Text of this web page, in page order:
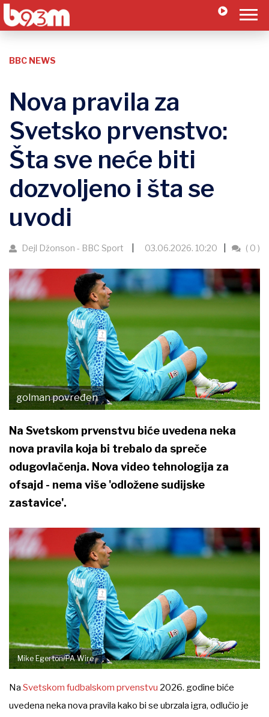
BBC NEWS
Nova pravila za
Svetsko prvenstvo:
Šta sve neće biti
dozvoljeno i šta se
uvodi
Dejl Džonson - BBC Sport 03.06.2026. 10:20 ( 0 )
golman povređen
Na Svetskom prvenstvu biće uvedena neka
nova pravila koja bi trebalo da spreče
odugovlačenja. Nova video tehnologija za
ofsajd - nema više 'odložene sudijske
zastavice'.
Mike Egerton/PA Wire
Na Svetskom fudbalskom prvenstvu 2026. godine biće
uvedena neka nova pravila kako bi se ubrzala igra, odlučio je